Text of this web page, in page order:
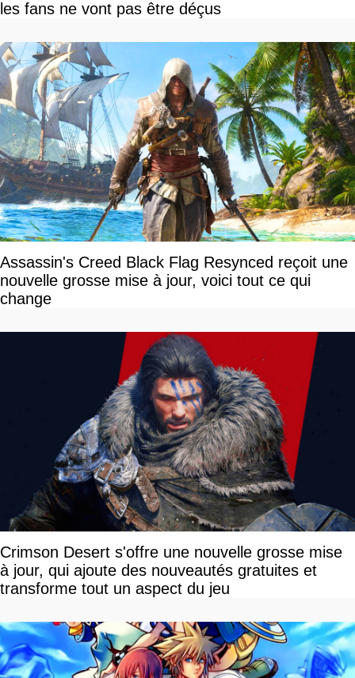
les fans ne vont pas être déçus
Assassin's Creed Black Flag Resynced reçoit une
nouvelle grosse mise à jour, voici tout ce qui
change
Crimson Desert s'offre une nouvelle grosse mise
à jour, qui ajoute des nouveautés gratuites et
transforme tout un aspect du jeu